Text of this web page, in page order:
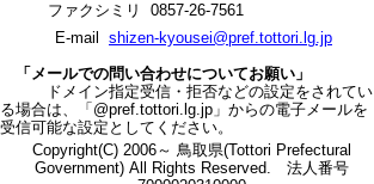
の
ファクシミリ 0857-26-7561
E-mail shizen-kyousei@pref.tottori.lg.jp
「メールでの問い合わせについてお願い」
ドメイン指定受信・拒否などの設定をされてい
る場合は、「@pref.tottori.lg.jp」からの電子メールを
受信可能な設定としてください。
Copyright(C) 2006～ 鳥取県(Tottori Prefectural
Government) All Rights Reserved. 法人番号